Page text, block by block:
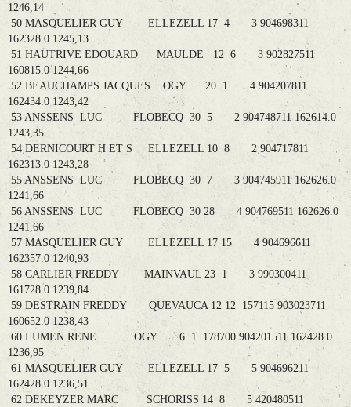
1246,14
50 MASQUELIER GUY ELLEZELL 17 4 3 904698311
162328.0 1245,13
51 HAUTRIVE EDOUARD MAULDE 12 6 3 902827511
160815.0 1244,66
52 BEAUCHAMPS JACQUES OGY 20 1 4 904207811
162434.0 1243,42
53 ANSSENS LUC FLOBECQ 30 5 2 904748711 162614.0
1243,35
54 DERNICOURT H ET S ELLEZELL 10 8 2 904717811
162313.0 1243,28
55 ANSSENS LUC FLOBECQ 30 7 3 904745911 162626.0
1241,66
56 ANSSENS LUC FLOBECQ 30 28 4 904769511 162626.0
1241,66
57 MASQUELIER GUY ELLEZELL 17 15 4 904696611
162357.0 1240,93
58 CARLIER FREDDY MAINVAUL 23 1 3 990300411
161728.0 1239,84
59 DESTRAIN FREDDY QUEVAUCA 12 12 157115 903023711
160652.0 1238,43
60 LUMEN RENE OGY 6 1 178700 904201511 162428.0
1236,95
61 MASQUELIER GUY ELLEZELL 17 5 5 904696211
162428.0 1236,51
62 DEKEYZER MARC SCHORISS 14 8 5 420480511